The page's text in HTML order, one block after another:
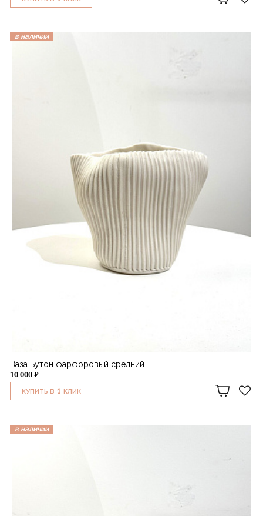
в наличии
Ваза Бутон фарфоровый средний
10 000 ₽
КУПИТЬ В 1 КЛИК
в наличии